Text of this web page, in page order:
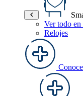
Ver todo en
Relojes